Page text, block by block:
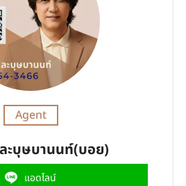
Agent
ะบุษบานนท์(บอย)
แอดไลน์